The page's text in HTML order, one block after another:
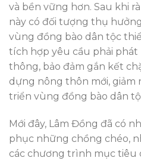
và bền vững hơn. Sau khi
này có đối tượng thụ
vùng đồng bào dân tộc
tích hợp yêu cầu phải
thông, bảo đảm gắn kết
dựng nông thôn mới, giảm
triển vùng đồng bào dân
Mới đây, Lâm Đồng đã có
phục những chồng chéo,
các chương trình mục tiêu